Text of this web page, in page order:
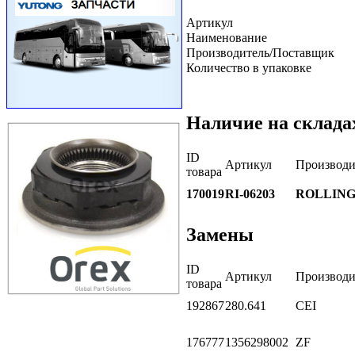
Артикул
Наименование
Производитель/Поставщик
Количество в упаковке
Наличие на
ID
товара
Артикул
170019RI-06203 ROLLING
Замены
ID
товара
Артикул
192867280.641 CEI
1767771356298002 ZF